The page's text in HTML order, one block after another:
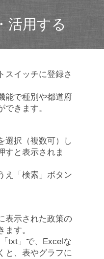
活用する
スイッチに登録さ
能で種別や都道府
きます。
選択（複数可）し
すと表示されま
え「検索」ボタン
表示された政策の
す。
txt」で、Excelな
と、表やグラフに